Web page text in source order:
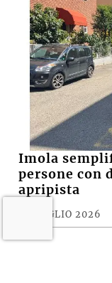
Imola
persone con
apripista
29 LUGLIO 2026